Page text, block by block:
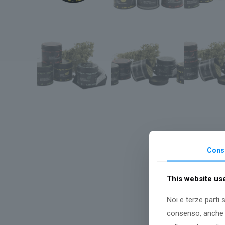
This website
Noi e terze parti
consenso,